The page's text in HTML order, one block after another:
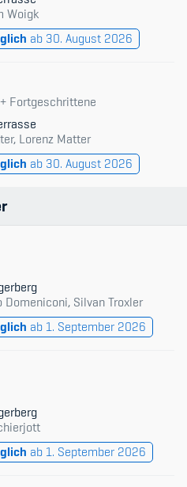
Woigk
ab 30. August 2026
Fortgeschrittene
Lorenz Matter
ab 30. August 2026
Domeniconi, Silvan Troxler
ab 1. September 2026
ab 1. September 2026